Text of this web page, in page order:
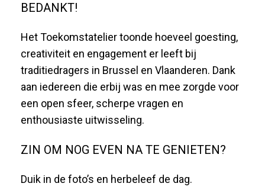
BEDANKT!
Het Toekomstatelier toonde hoeveel goesting,
creativiteit en engagement er leeft bij
traditiedragers in Brussel en Vlaanderen. Dank
aan iedereen die erbij was en mee zorgde voor
een open sfeer, scherpe vragen en
enthousiaste uitwisseling.
ZIN OM NOG EVEN NA TE GENIETEN?
Duik in de foto’s en herbeleef de dag.